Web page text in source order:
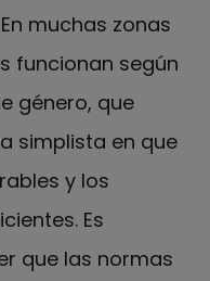
muchas zonas
funcionan según
género, que
simplista en que
y los
Es
que las normas